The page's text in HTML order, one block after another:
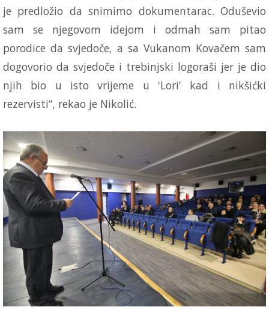
je predložio da snimimo dokumentarac. Oduševio
sam se njegovom idejom i odmah sam pitao
porodice da svjedoče, a sa Vukanom Kovačem sam
dogovorio da svjedoče i trebinjski logoraši jer je dio
njih bio u isto vrijeme u 'Lori' kad i nikšićki
rezervisti“, rekao je Nikolić.